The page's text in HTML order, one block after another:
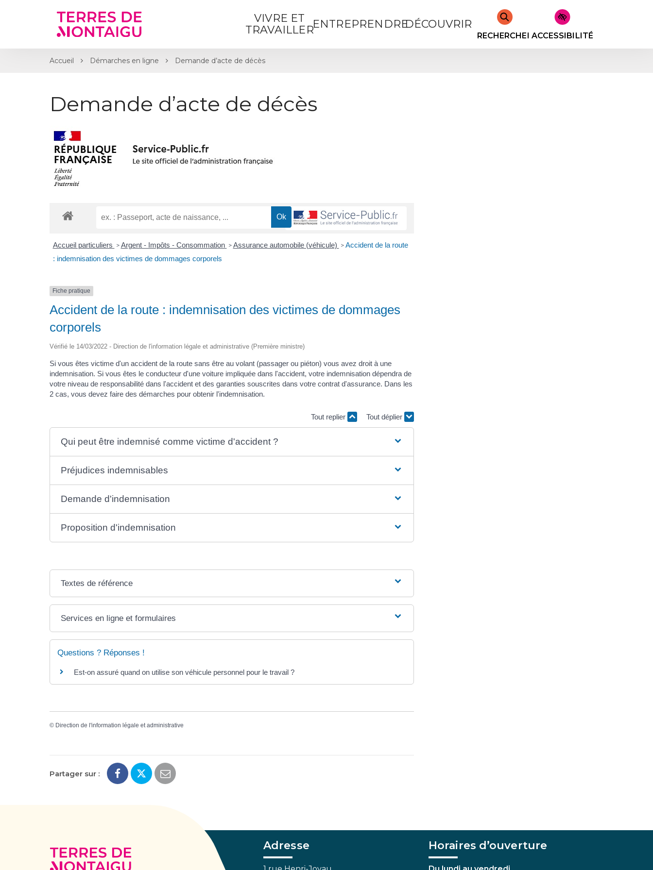
VIVRE ET
TRAVAILLERENTREPRENDREDÉCOUVRIR
RECHERCHERACCESSIBILITÉ
Accueil Démarches en ligne Demande d’acte de décès
Demande d’acte de décès
Accueil particuliers > Argent - Impôts - Consommation > Assurance automobile (véhicule) > Accident de la route
: indemnisation des victimes de dommages corporels
Fiche pratique
Accident de la route : indemnisation des victimes de dommages
corporels
Vérifié le 14/03/2022 - Direction de l'information légale et administrative (Première ministre)
Si vous êtes victime d'un accident de la route sans être au volant (passager ou piéton) vous avez droit à une
indemnisation. Si vous êtes le conducteur d'une voiture impliquée dans l'accident, votre indemnisation dépendra de
votre niveau de responsabilité dans l'accident et des garanties souscrites dans votre contrat d'assurance. Dans les
2 cas, vous devez faire des démarches pour obtenir l'indemnisation.
Tout replier Tout déplier
Qui peut être indemnisé comme victime d'accident ?
Préjudices indemnisables
Demande d'indemnisation
Proposition d'indemnisation
Textes de référence
Services en ligne et formulaires
Questions ? Réponses !
Est-on assuré quand on utilise son véhicule personnel pour le travail ?
© Direction de l'information légale et administrative
Partager sur :
Adresse Horaires d’ouverture